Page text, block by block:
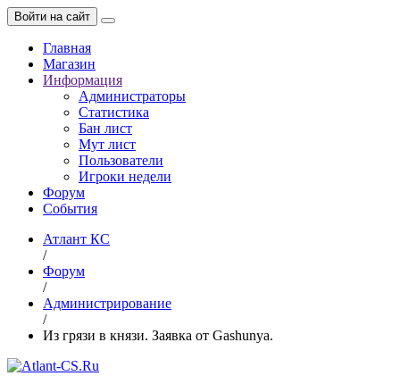
Войти на сайт
Главная
Магазин
Информация
Администраторы
Статистика
Бан лист
Мут лист
Пользователи
Игроки недели
Форум
События
Атлант КС
/
Форум
/
Администрирование
/
Из грязи в князи. Заявка от Gashunya.